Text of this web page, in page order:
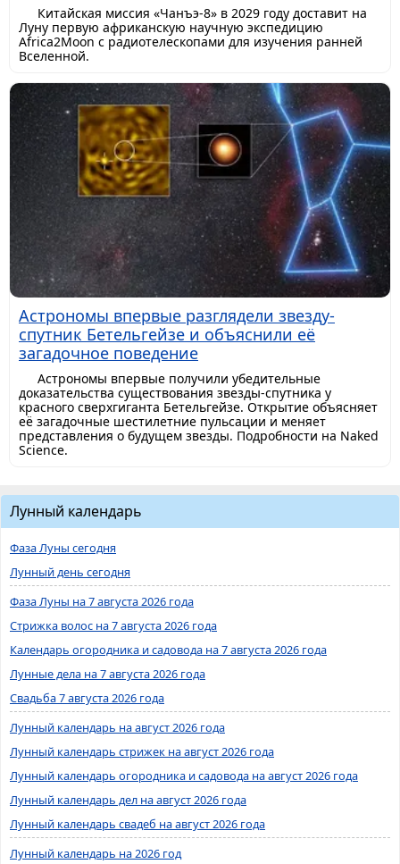
Китайская миссия «Чанъэ-8» в 2029 году доставит на
Луну первую африканскую научную экспедицию
Africa2Moon с радиотелескопами для изучения ранней
Вселенной.
Астрономы впервые разглядели звезду-
спутник Бетельгейзе и объяснили её
загадочное поведение
Астрономы впервые получили убедительные
доказательства существования звезды-спутника у
красного сверхгиганта Бетельгейзе. Открытие объясняет
её загадочные шестилетние пульсации и меняет
представления о будущем звезды. Подробности на Naked
Science.
Лунный календарь
Фаза Луны сегодня
Лунный день сегодня
Фаза Луны на 7 августа 2026 года
Стрижка волос на 7 августа 2026 года
Календарь огородника и садовода на 7 августа 2026 года
Лунные дела на 7 августа 2026 года
Свадьба 7 августа 2026 года
Лунный календарь на август 2026 года
Лунный календарь стрижек на август 2026 года
Лунный календарь огородника и садовода на август 2026 года
Лунный календарь дел на август 2026 года
Лунный календарь свадеб на август 2026 года
Лунный календарь на 2026 год